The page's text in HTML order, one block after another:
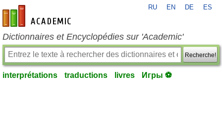
fr-academic.com
RU EN DE ES
Dictionnaires et Encyclopédies sur 'Academic'
Recherche!
interprétations traductions livres Игры ⚽